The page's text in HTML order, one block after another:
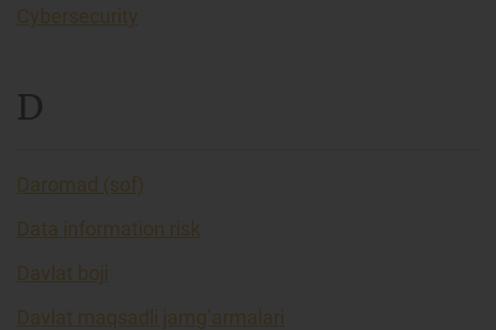
Cybersecurity
D
Daromad (sof)
Data information risk
Davlat boji
Davlat maqsadli jamg’armalari